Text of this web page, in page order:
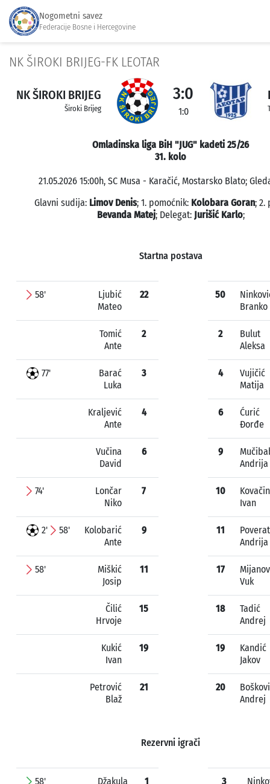
Nogometni savez
Federacije Bosne i Hercegovine
NK ŠIROKI BRIJEG-FK LEOTAR
NK ŠIROKI BRIJEG
Široki Brijeg
3:0
1:0
Omladinska liga BiH "JUG" kadeti 25/26
31. kolo
21.05.2026 15:00h, SC Musa - Karačić, Mostarsko Blato;
Glavni sudija: Limov Denis; 1. pomoćnik: Kolobara Goran; 2.
Bevanda Matej; Delegat: Jurišić Karlo;
Startna postava
58'
Ljubić
Mateo
22
Tomić
Ante
2
77'
Barać
Luka
3
Kraljević
Ante
4
Vučina
David
6
74'
Lončar
Niko
7
2' 58'
Kolobarić
Ante
9
58'
Miškić
Josip
11
Čilić
Hrvoje
15
Kukić
Ivan
19
Petrović
Blaž
21
50
Branko
2
Bulut
Aleksa
4
Vujičić
Matija
6
Ćurić
Đorđe
9
Andrija
10
Ivan
11
Andrija
17
Vuk
18
Tadić
Andrej
19
Kandić
Jakov
20
Andrej
Rezervni igrači
58'
Džakula
1 3